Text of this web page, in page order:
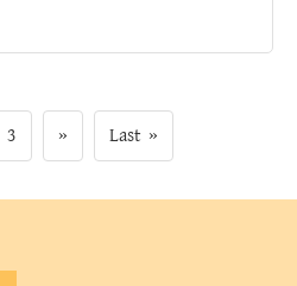
3 » Last »